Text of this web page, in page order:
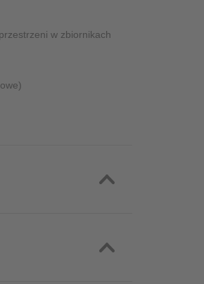
w zbiornikach